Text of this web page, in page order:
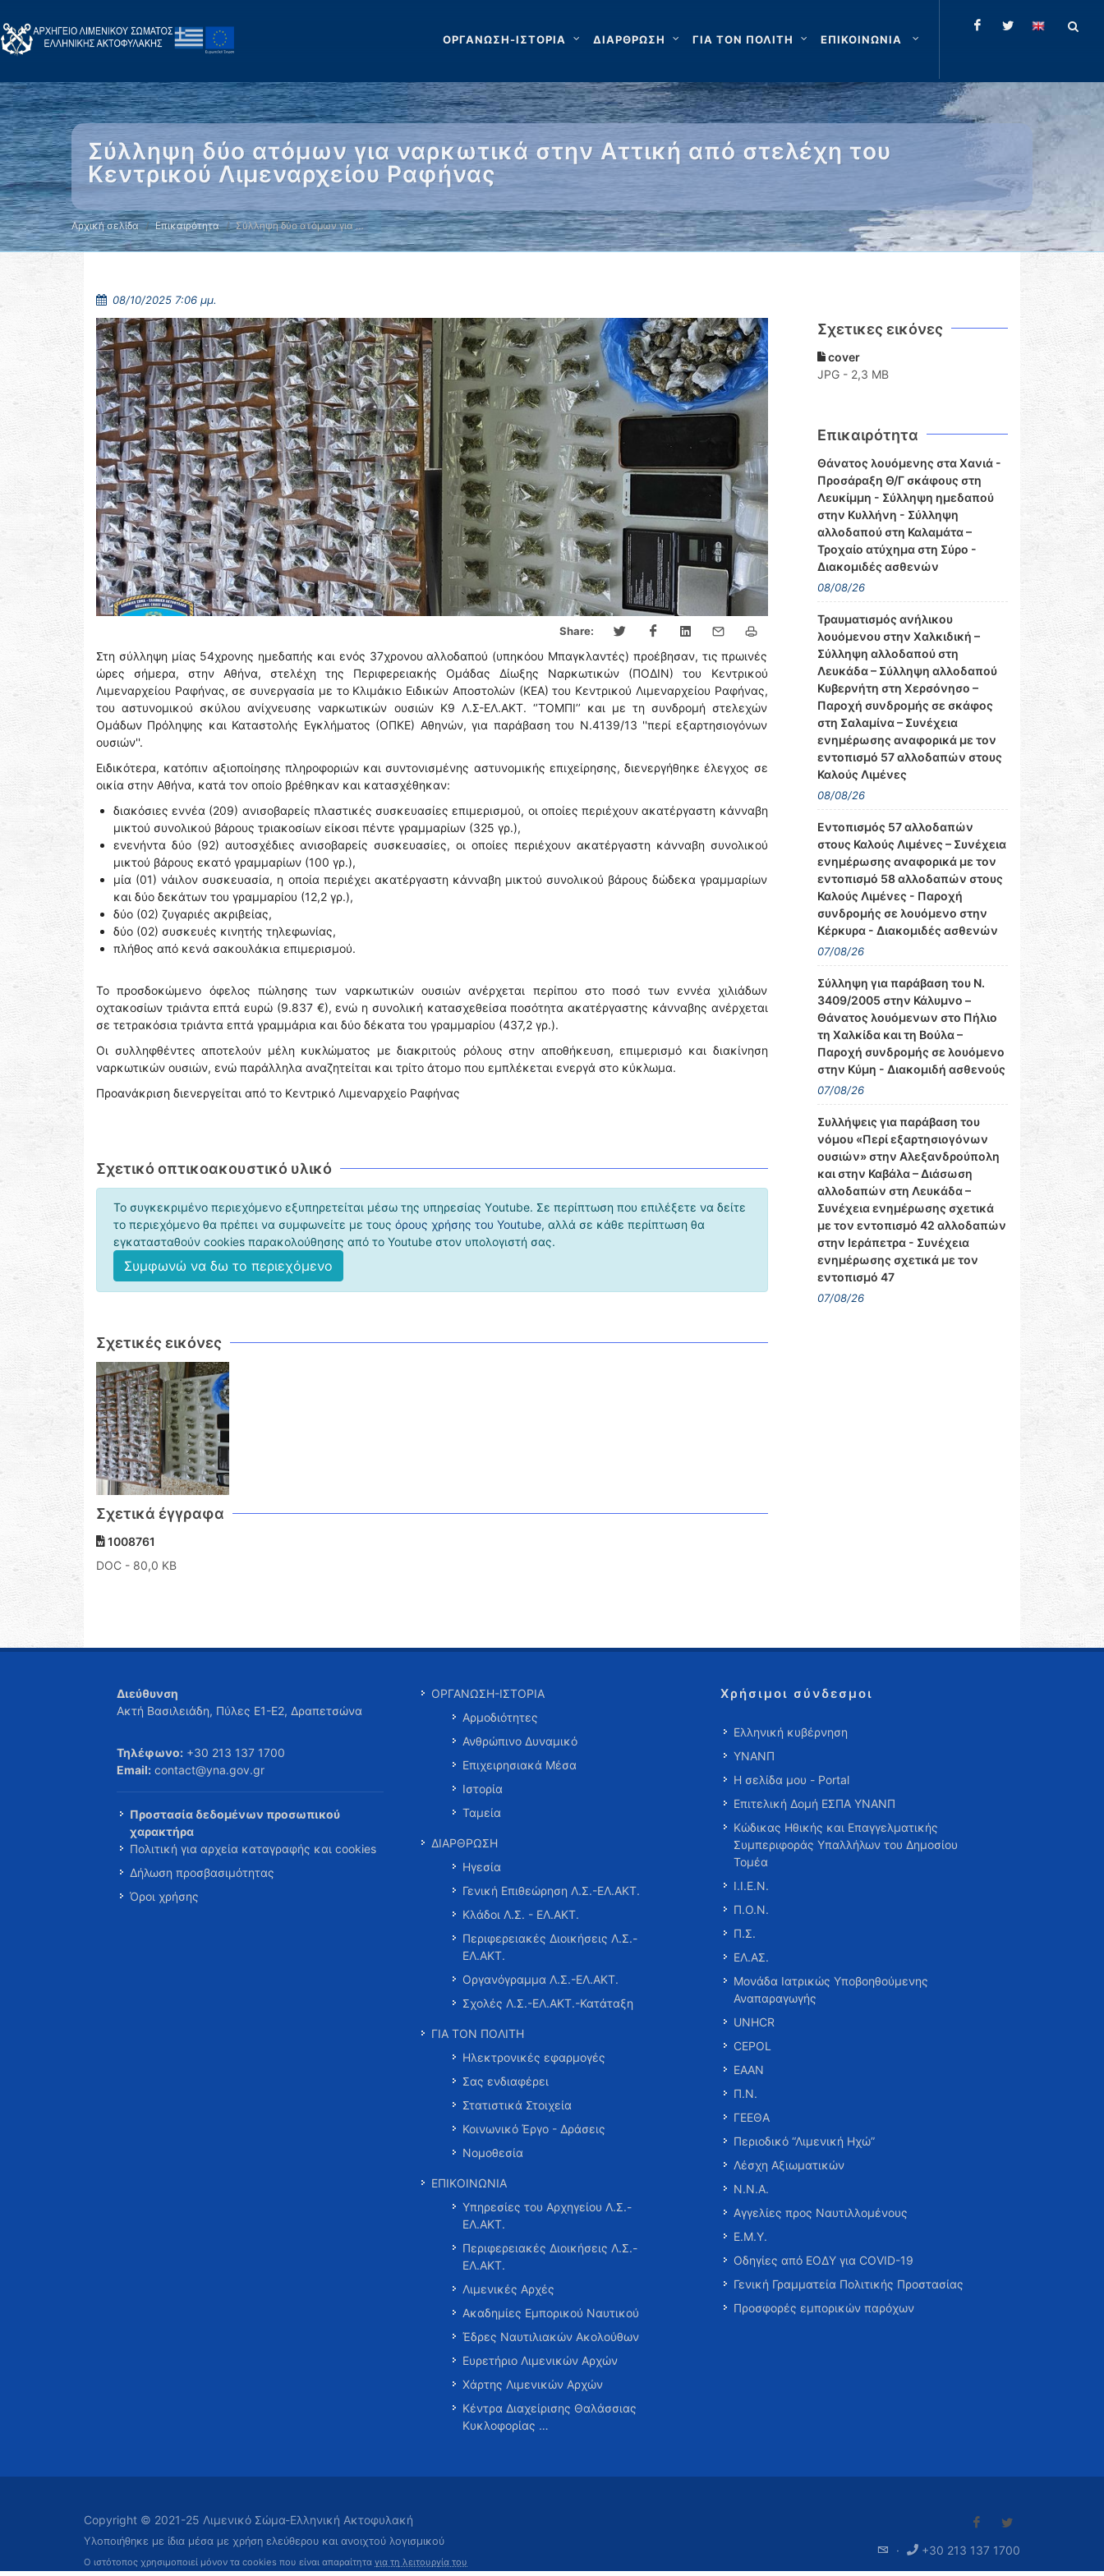
ΟΡΓΑΝΩΣΗ-ΙΣΤΟΡΙΑ ΔΙΑΡΘΡΩΣΗ ΓΙΑ ΤΟΝ ΠΟΛΙΤΗ ΕΠΙΚΟΙΝΩΝΙΑ
Σύλληψη δύο ατόμων για ναρκωτικά στην Αττική από στελέχη του
Κεντρικού Λιμεναρχείου Ραφήνας
Αρχική σελίδα Επικαιρότητα Σύλληψη δύο ατόμων για …
08/10/2025 7:06 μμ.
Share:
Στη σύλληψη μίας 54χρονης ημεδαπής και ενός 37χρονου αλλοδαπού (υπηκόου Μπαγκλαντές) προέβησαν, τις πρωινές
ώρες σήμερα, στην Αθήνα, στελέχη της Περιφερειακής Ομάδας Δίωξης Ναρκωτικών (ΠΟΔΙΝ) του Κεντρικού
Λιμεναρχείου Ραφήνας, σε συνεργασία με το Κλιμάκιο Ειδικών Αποστολών (ΚΕΑ) του Κεντρικού Λιμεναρχείου Ραφήνας,
του αστυνομικού σκύλου ανίχνευσης ναρκωτικών ουσιών Κ9 Λ.Σ-ΕΛ.ΑΚΤ. ‘’ΤΟΜΠΙ’’ και με τη συνδρομή στελεχών
Ομάδων Πρόληψης και Καταστολής Εγκλήματος (ΟΠΚΕ) Αθηνών, για παράβαση του N.4139/13 ''περί εξαρτησιογόνων
ουσιών''.
Ειδικότερα, κατόπιν αξιοποίησης πληροφοριών και συντονισμένης αστυνομικής επιχείρησης, διενεργήθηκε έλεγχος σε
οικία στην Αθήνα, κατά τον οποίο βρέθηκαν και κατασχέθηκαν:
διακόσιες εννέα (209) ανισοβαρείς πλαστικές συσκευασίες επιμερισμού, οι οποίες περιέχουν ακατέργαστη κάνναβη
μικτού συνολικού βάρους τριακοσίων είκοσι πέντε γραμμαρίων (325 γρ.),
ενενήντα δύο (92) αυτοσχέδιες ανισοβαρείς συσκευασίες, οι οποίες περιέχουν ακατέργαστη κάνναβη συνολικού
μικτού βάρους εκατό γραμμαρίων (100 γρ.),
μία (01) νάιλον συσκευασία, η οποία περιέχει ακατέργαστη κάνναβη μικτού συνολικού βάρους δώδεκα γραμμαρίων
και δύο δεκάτων του γραμμαρίου (12,2 γρ.),
δύο (02) ζυγαριές ακριβείας,
δύο (02) συσκευές κινητής τηλεφωνίας,
πλήθος από κενά σακουλάκια επιμερισμού.
Το προσδοκώμενο όφελος πώλησης των ναρκωτικών ουσιών ανέρχεται περίπου στο ποσό των εννέα χιλιάδων
οχτακοσίων τριάντα επτά ευρώ (9.837 €), ενώ η συνολική κατασχεθείσα ποσότητα ακατέργαστης κάνναβης ανέρχεται
σε τετρακόσια τριάντα επτά γραμμάρια και δύο δέκατα του γραμμαρίου (437,2 γρ.).
Οι συλληφθέντες αποτελούν μέλη κυκλώματος με διακριτούς ρόλους στην αποθήκευση, επιμερισμό και διακίνηση
ναρκωτικών ουσιών, ενώ παράλληλα αναζητείται και τρίτο άτομο που εμπλέκεται ενεργά στο κύκλωμα.
Προανάκριση διενεργείται από το Κεντρικό Λιμεναρχείο Ραφήνας
Σχετικό οπτικοακουστικό υλικό
Το συγκεκριμένο περιεχόμενο εξυπηρετείται μέσω της υπηρεσίας Υoutube. Σε περίπτωση που επιλέξετε να δείτε
το περιεχόμενο θα πρέπει να συμφωνείτε με τους όρους χρήσης του Youtube, αλλά σε κάθε περίπτωση θα
εγκατασταθούν cookies παρακολούθησης από το Youtube στον υπολογιστή σας.
Συμφωνώ να δω το περιεχόμενο
Σχετικές εικόνες
Σχετικά έγγραφα
1008761
DOC - 80,0 KB
Σχετικες εικόνες
cover
JPG - 2,3 MB
Επικαιρότητα
Θάνατος λουόμενης στα Χανιά -
Προσάραξη Θ/Γ σκάφους στη
Λευκίμμη - Σύλληψη ημεδαπού
στην Κυλλήνη - Σύλληψη
αλλοδαπού στη Καλαμάτα –
Τροχαίο ατύχημα στη Σύρο -
Διακομιδές ασθενών
08/08/26
Τραυματισμός ανήλικου
λουόμενου στην Χαλκιδική –
Σύλληψη αλλοδαπού στη
Λευκάδα – Σύλληψη αλλοδαπού
Κυβερνήτη στη Χερσόνησο –
Παροχή συνδρομής σε σκάφος
στη Σαλαμίνα – Συνέχεια
ενημέρωσης αναφορικά με τον
εντοπισμό 57 αλλοδαπών στους
Καλούς Λιμένες
08/08/26
Εντοπισμός 57 αλλοδαπών
στους Καλούς Λιμένες – Συνέχεια
ενημέρωσης αναφορικά με τον
εντοπισμό 58 αλλοδαπών στους
Καλούς Λιμένες - Παροχή
συνδρομής σε λουόμενο στην
Κέρκυρα - Διακομιδές ασθενών
07/08/26
Σύλληψη για παράβαση του Ν.
3409/2005 στην Κάλυμνο –
Θάνατος λουόμενων στο Πήλιο
τη Χαλκίδα και τη Βούλα –
Παροχή συνδρομής σε λουόμενο
στην Κύμη - Διακομιδή ασθενούς
07/08/26
Συλλήψεις για παράβαση του
νόμου «Περί εξαρτησιογόνων
ουσιών» στην Αλεξανδρούπολη
και στην Καβάλα – Διάσωση
αλλοδαπών στη Λευκάδα –
Συνέχεια ενημέρωσης σχετικά
με τον εντοπισμό 42 αλλοδαπών
στην Ιεράπετρα - Συνέχεια
ενημέρωσης σχετικά με τον
εντοπισμό 47
07/08/26
Διεύθυνση
Ακτή Βασιλειάδη, Πύλες Ε1-Ε2, Δραπετσώνα
Τηλέφωνο: +30 213 137 1700
Email: contact@yna.gov.gr
Προστασία δεδομένων προσωπικού
χαρακτήρα
Πολιτική για αρχεία καταγραφής και cookies
Δήλωση προσβασιμότητας
Όροι χρήσης
ΟΡΓΑΝΩΣΗ-ΙΣΤΟΡΙΑ
Αρμοδιότητες
Ανθρώπινο Δυναμικό
Επιχειρησιακά Μέσα
Ιστορία
Ταμεία
ΔΙΑΡΘΡΩΣΗ
Ηγεσία
Γενική Επιθεώρηση Λ.Σ.-ΕΛ.ΑΚΤ.
Κλάδοι Λ.Σ. - ΕΛ.ΑΚΤ.
Περιφερειακές Διοικήσεις Λ.Σ.-
ΕΛ.ΑΚΤ.
Οργανόγραμμα Λ.Σ.-ΕΛ.ΑΚΤ.
Σχολές Λ.Σ.-ΕΛ.ΑΚΤ.-Κατάταξη
ΓΙΑ ΤΟΝ ΠΟΛΙΤΗ
Ηλεκτρονικές εφαρμογές
Σας ενδιαφέρει
Στατιστικά Στοιχεία
Κοινωνικό Έργο - Δράσεις
Νομοθεσία
ΕΠΙΚΟΙΝΩΝΙΑ
Υπηρεσίες του Αρχηγείου Λ.Σ.-
ΕΛ.ΑΚΤ.
Περιφερειακές Διοικήσεις Λ.Σ.-
ΕΛ.ΑΚΤ.
Λιμενικές Αρχές
Ακαδημίες Εμπορικού Ναυτικού
Έδρες Ναυτιλιακών Ακολούθων
Ευρετήριο Λιμενικών Αρχών
Χάρτης Λιμενικών Αρχών
Κέντρα Διαχείρισης Θαλάσσιας
Κυκλοφορίας …
Χρήσιμοι σύνδεσμοι
Ελληνική κυβέρνηση
ΥΝΑΝΠ
Η σελίδα μου - Portal
Επιτελική Δομή ΕΣΠΑ ΥΝΑΝΠ
Κώδικας Ηθικής και Επαγγελματικής
Συμπεριφοράς Υπαλλήλων του Δημοσίου
Τομέα
Ι.Ι.Ε.Ν.
Π.Ο.Ν.
Π.Σ.
ΕΛ.ΑΣ.
Μονάδα Ιατρικώς Υποβοηθούμενης
Αναπαραγωγής
UNHCR
CEPOL
ΕΑΑΝ
Π.Ν.
ΓΕΕΘΑ
Περιοδικό “Λιμενική Ηχώ”
Λέσχη Αξιωματικών
Ν.Ν.Α.
Αγγελίες προς Ναυτιλλομένους
Ε.Μ.Υ.
Οδηγίες από ΕΟΔΥ για COVID-19
Γενική Γραμματεία Πολιτικής Προστασίας
Προσφορές εμπορικών παρόχων
Copyright © 2021-25 Λιμενικό Σώμα-Ελληνική Ακτοφυλακή
Υλοποιήθηκε με ίδια μέσα με χρήση ελεύθερου και ανοιχτού λογισμικού
Ο ιστότοπος χρησιμοποιεί μόνον τα cookies που είναι απαραίτητα για τη λειτουργία του
· +30 213 137 1700